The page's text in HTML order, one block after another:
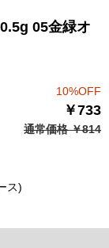
05金緑オ
10%OFF
￥733
通常価格 ￥814
ス)